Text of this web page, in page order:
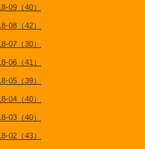
09（40）
08（42）
07（30）
06（41）
05（39）
04（40）
03（40）
02（43）